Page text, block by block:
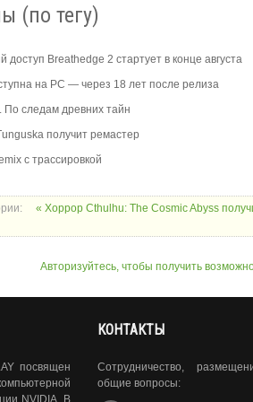
(по тегу)
Breathedge 2 стартует в конце августа
на PC — через 18 лет после релиза
По следам древних тайн
получит ремастер
с трассировкой
« Хоррор Cthulhu: The Cosmic Abyss
Авторизуйтесь, чтобы получить
посвящен
NVIDIA. В
КОНТАКТЫ
Сотрудничество,
общие вопросы: